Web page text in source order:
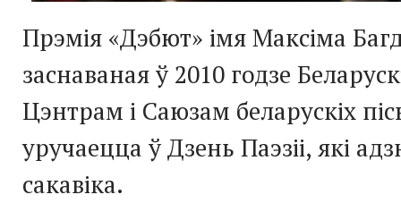
Прэмія «Дэбют» імя Максіма
заснаваная ў 2010 годзе
Цэнтрам і Саюзам беларускіх
уручаецца ў Дзень Паэзіі, які
сакавіка.